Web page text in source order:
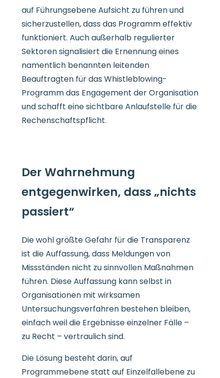
auf Führungsebene Aufsicht zu führen und
sicherzustellen, dass das Programm effektiv
funktioniert. Auch außerhalb regulierter
Sektoren signalisiert die Ernennung eines
namentlich benannten leitenden
Beauftragten für das Whistleblowing-
Programm das Engagement der Organisation
und schafft eine sichtbare Anlaufstelle für die
Rechenschaftspflicht.
Der Wahrnehmung
entgegenwirken, dass „nichts
passiert“
Die wohl größte Gefahr für die Transparenz
ist die Auffassung, dass Meldungen von
Missständen nicht zu sinnvollen Maßnahmen
führen. Diese Auffassung kann selbst in
Organisationen mit wirksamen
Untersuchungsverfahren bestehen bleiben,
einfach weil die Ergebnisse einzelner Fälle –
zu Recht – vertraulich sind.
Die Lösung besteht darin, auf
Programmebene statt auf Einzelfallebene zu